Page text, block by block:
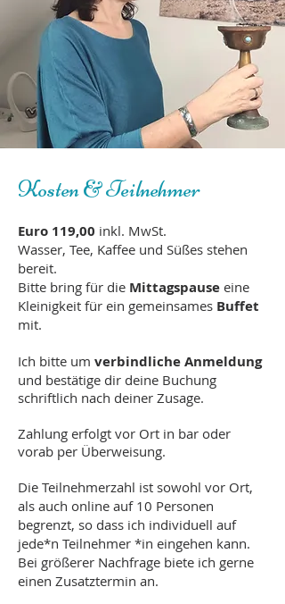
Kosten & Teilnehmer
Euro 119,00 inkl. MwSt.
Wasser, Tee, Kaffee und Süßes stehen
bereit.
Bitte bring für die Mittagspause eine
Kleinigkeit für ein gemeinsames Buffet
mit.
Ich bitte um verbindliche Anmeldung
und bestätige dir deine Buchung
schriftlich nach deiner Zusage.
Zahlung erfolgt vor Ort in bar oder
vorab per Überweisung.
Die Teilnehmerzahl ist sowohl vor Ort,
als auch online auf 10 Personen
begrenzt, so dass ich individuell auf
jede*n Teilnehmer *in eingehen kann.
Bei größerer Nachfrage biete ich gerne
einen Zusatztermin an.